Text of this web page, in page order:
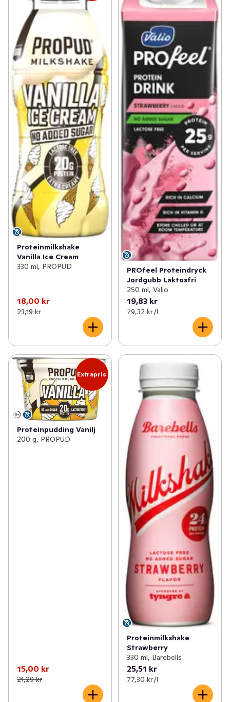
Proteinmilkshake
Vanilla Ice Cream
330 ml, PROPUD
18,00 kr
23,19 kr
PROfeel Proteindryck
Jordgubb Laktosfri
250 ml, Valio
19,83 kr
79,32 kr /l
Extrapris
Proteinpudding Vanilj
200 g, PROPUD
15,00 kr
21,29 kr
Proteinmilkshake
Strawberry
330 ml, Barebells
25,51 kr
77,30 kr /l